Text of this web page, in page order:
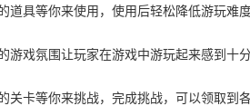
道具等你来使用，使用后轻松降低游玩难
游戏氛围让玩家在游戏中游玩起来感到十
关卡等你来挑战，完成挑战，可以领取到